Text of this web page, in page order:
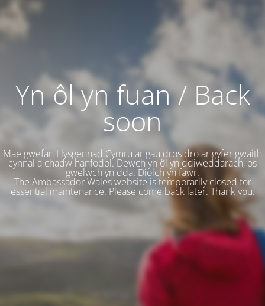
Yn ôl yn fuan / Back
soon
Mae gwefan Llysgennad Cymru ar gau dros dro ar gyfer gwaith
cynnal a chadw hanfodol. Dewch yn ôl yn ddiweddarach, os
gwelwch yn dda. Diolch yn fawr.
The Ambassador Wales website is temporarily closed for
essential maintenance. Please come back later. Thank you.